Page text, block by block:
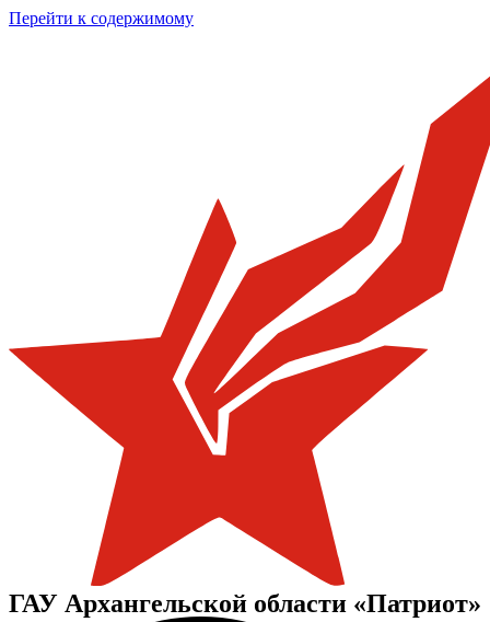
Перейти к содержимому
ГАУ Архангельской области «Патриот»